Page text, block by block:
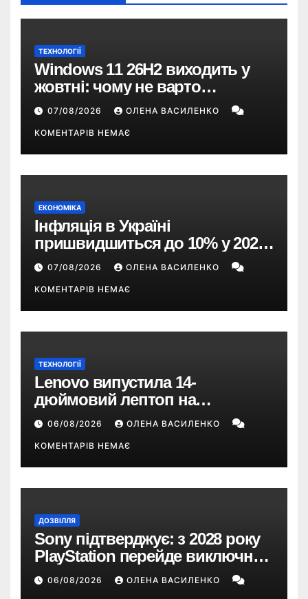
ТЕХНОЛОГІЇ
Windows 11 26H2 виходить у
жовтні: чому не варто
пропускати це оновлення
07/08/2026 ОЛЕНА ВАСИЛЕНКО
КОМЕНТАРІВ НЕМАЄ
ЕКОНОМІКА
Інфляція в Україні
пришвидшиться до 10% у 2026
році — прогноз НБУ
07/08/2026 ОЛЕНА ВАСИЛЕНКО
КОМЕНТАРІВ НЕМАЄ
ТЕХНОЛОГІЇ
Lenovo випустила 14-
дюймовий лептоп на
Snapdragon X2 з автономністю
понад 33 години
06/08/2026 ОЛЕНА ВАСИЛЕНКО
КОМЕНТАРІВ НЕМАЄ
ДОЗВІЛЛЯ
Sony підтверджує: з 2028 року
PlayStation перейде виключно
на цифрові ігри
06/08/2026 ОЛЕНА ВАСИЛЕНКО